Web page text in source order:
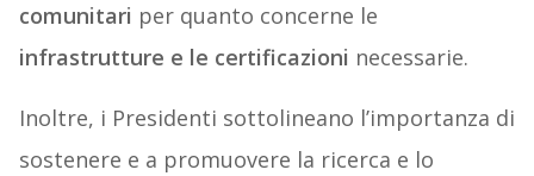
comunitari per quanto concerne le
infrastrutture e le certificazioni necessarie.
Inoltre, i Presidenti sottolineano l’importanza di
sostenere e a promuovere la ricerca e lo